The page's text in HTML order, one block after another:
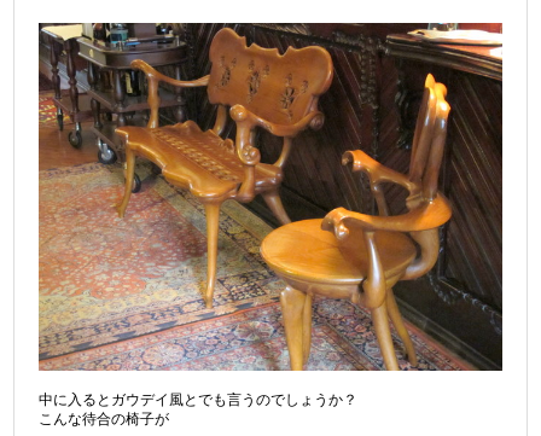
中に入るとガウデイ風とでも言うのでしょうか？
こんな待合の椅子が